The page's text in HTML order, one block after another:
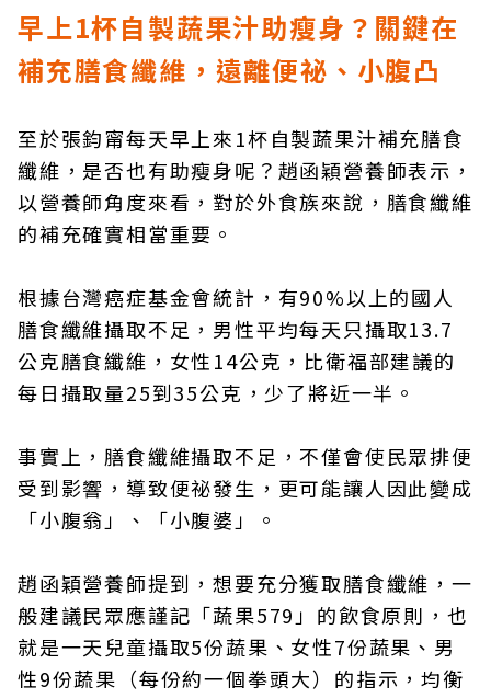
早上1杯自製蔬果汁助瘦身？關鍵在
補充膳食纖維，遠離便祕、小腹凸
至於張鈞甯每天早上來1杯自製蔬果汁補充膳食
纖維，是否也有助瘦身呢？趙函穎營養師表示，
以營養師角度來看，對於外食族來說，膳食纖維
的補充確實相當重要。
根據台灣癌症基金會統計，有90%以上的國人
膳食纖維攝取不足，男性平均每天只攝取13.7
公克膳食纖維，女性14公克，比衛福部建議的
每日攝取量25到35公克，少了將近一半。
事實上，膳食纖維攝取不足，不僅會使民眾排便
受到影響，導致便祕發生，更可能讓人因此變成
「小腹翁」、「小腹婆」。
趙函穎營養師提到，想要充分獲取膳食纖維，一
般建議民眾應謹記「蔬果579」的飲食原則，也
就是一天兒童攝取5份蔬果、女性7份蔬果、男
性9份蔬果（每份約一個拳頭大）的指示，均衡